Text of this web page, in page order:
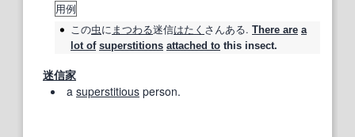
用例
この虫にまつわる迷信はたく さんある. There are a
lot of superstitions attached to this insect.
迷信家
a superstitious person.